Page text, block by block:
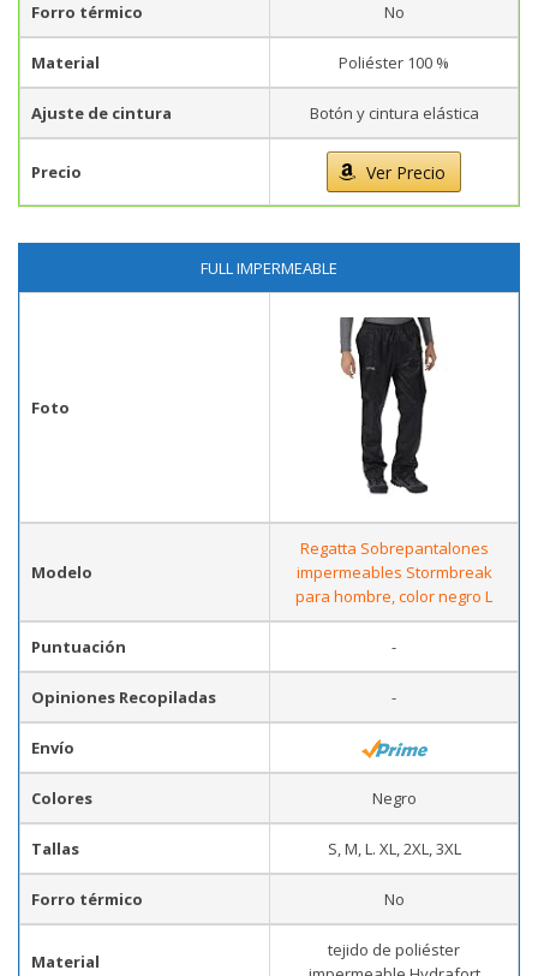
Forro térmico No
Material Poliéster 100 %
Ajuste de cintura Botón y cintura elástica
Precio Ver Precio
FULL IMPERMEABLE
Foto
Modelo
Regatta Sobrepantalones
impermeables Stormbreak
para hombre, color negro L
Puntuación -
Opiniones Recopiladas -
Envío
Colores Negro
Tallas S, M, L. XL, 2XL, 3XL
Forro térmico No
Material
tejido de poliéster